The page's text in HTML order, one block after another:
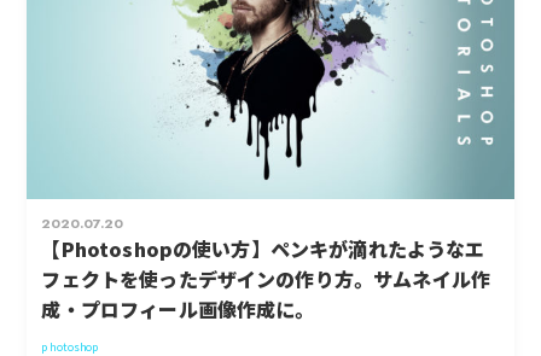
2020.07.20
【Photoshopの使い方】ペンキが滴れたようなエ
フェクトを使ったデザインの作り方。サムネイル作
成・プロフィール画像作成に。
photoshop